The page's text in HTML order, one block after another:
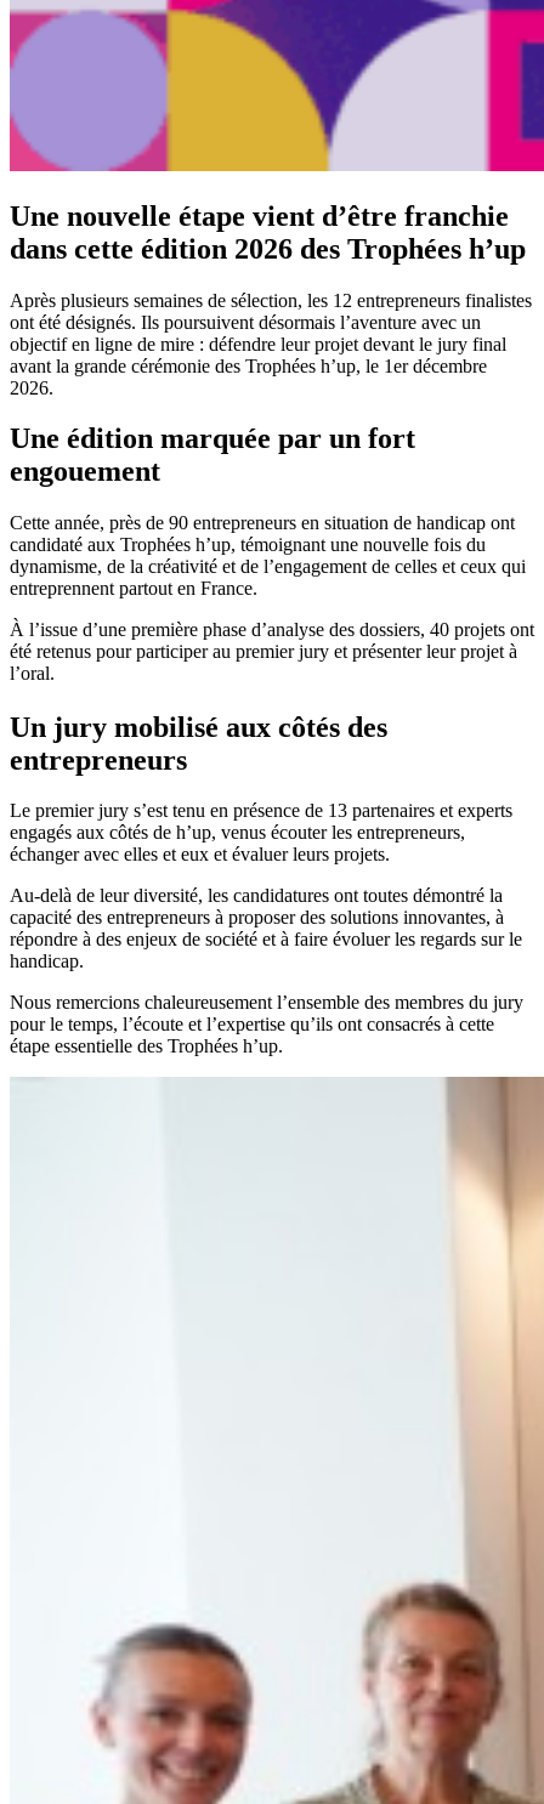
Une nouvelle étape vient d’être franchie
dans cette édition 2026 des Trophées h’up
Après plusieurs semaines de sélection, les 12 entrepreneurs finalistes
ont été désignés. Ils poursuivent désormais l’aventure avec un
objectif en ligne de mire : défendre leur projet devant le jury final
avant la grande cérémonie des Trophées h’up, le 1er décembre
2026.
Une édition marquée par un fort
engouement
Cette année, près de 90 entrepreneurs en situation de handicap ont
candidaté aux Trophées h’up, témoignant une nouvelle fois du
dynamisme, de la créativité et de l’engagement de celles et ceux qui
entreprennent partout en France.
À l’issue d’une première phase d’analyse des dossiers, 40 projets ont
été retenus pour participer au premier jury et présenter leur projet à
l’oral.
Un jury mobilisé aux côtés des
entrepreneurs
Le premier jury s’est tenu en présence de 13 partenaires et experts
engagés aux côtés de h’up, venus écouter les entrepreneurs,
échanger avec elles et eux et évaluer leurs projets.
Au-delà de leur diversité, les candidatures ont toutes démontré la
capacité des entrepreneurs à proposer des solutions innovantes, à
répondre à des enjeux de société et à faire évoluer les regards sur le
handicap.
Nous remercions chaleureusement l’ensemble des membres du jury
pour le temps, l’écoute et l’expertise qu’ils ont consacrés à cette
étape essentielle des Trophées h’up.